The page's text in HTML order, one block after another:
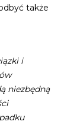
także
i
niezbędną